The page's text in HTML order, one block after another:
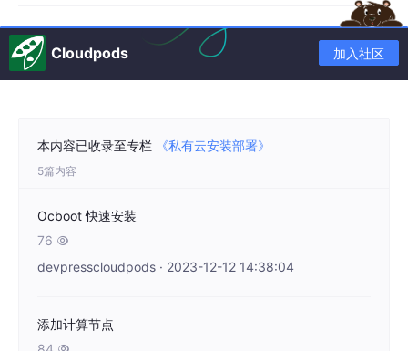
Cloudpods 加入社区
本内容已收录至专栏 《私有云安装部署》
5篇内容
Ocboot 快速安装
76 
devpresscloudpods · 2023-12-12 14:38:04
添加计算节点